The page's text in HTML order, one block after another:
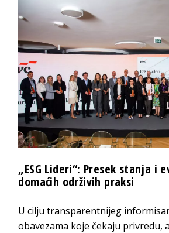
„ESG Lideri“: Presek stanja i
domaćih održivih praksi
U cilju transparentnijeg
obavezama koje čekaju privredu,